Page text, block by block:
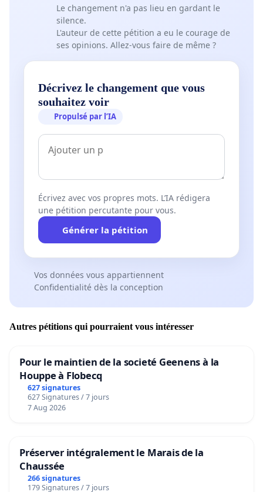
Le changement n'a pas lieu en gardant le
silence.
L'auteur de cette pétition a eu le courage de
ses opinions. Allez-vous faire de même ?
Décrivez le changement que vous
souhaitez voir
Propulsé par l’IA
Écrivez avec vos propres mots. L’IA rédigera
une pétition percutante pour vous.
Générer la pétition
Vos données vous appartiennent
Confidentialité dès la conception
Autres pétitions qui pourraient vous intéresser
Pour le maintien de la societé Geenens à la
Houppe à Flobecq
627 signatures
627 Signatures / 7 jours
7 Aug 2026
Préserver intégralement le Marais de la
Chaussée
266 signatures
179 Signatures / 7 jours